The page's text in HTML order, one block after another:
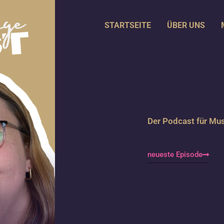
STARTSEITE ÜBER UNS
Der Podcast für
neueste Episode